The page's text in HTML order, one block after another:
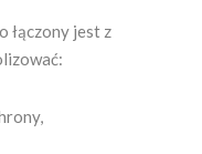
łączony jest z